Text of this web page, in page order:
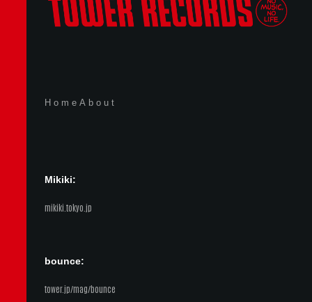
Home About
Mikiki:
mikiki.tokyo.jp
bounce:
tower.jp/mag/bounce